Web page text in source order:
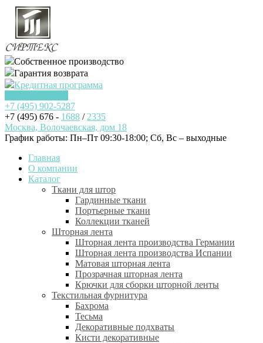
Собственное производство
Гарантия возврата
Кредитная программа
+7 (495) 902-5287
+7 (495) 676 - 1688 / 2335
Москва, Волочаевская, дом 18
График работы: Пн–Пт 09:30-18:00; Cб, Вс – выходные
Главная
О компании
Каталог
Ткани для штор
Гардинные ткани
Портьерные ткани
Коллекции тканей
Шторная лента
Шторная лента производства Германии
Шторная лента производства Испании
Матовая шторная лента
Прозрачная шторная лента
Крючки для сборки шторной ленты
Текстильная фурнитура
Бахрома
Тесьма
Декоративные подхваты
Кисти декоративные